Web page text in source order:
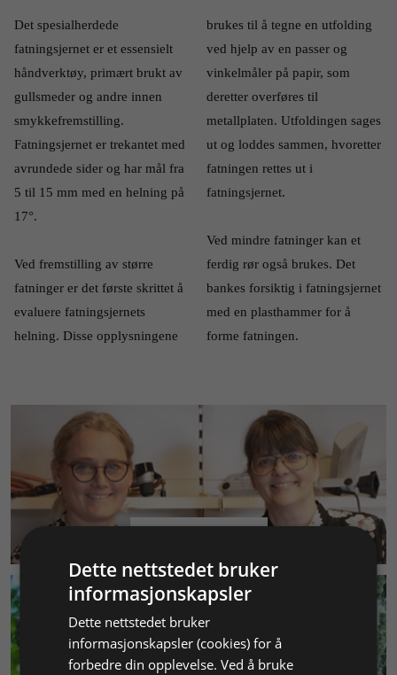
Det spesialherdede
fatningsjernet er et essensielt
håndverktøy, primært brukt av
gullsmeder og andre innen
smykkefremstilling.
Fatningsjernet er trekantet med
avrundede sider og har mål fra
5 til 15 mm med en helning på
17°.
Ved fremstilling av større
fatninger er det første skrittet å
evaluere fatningsjernets
helning. Disse opplysningene
brukes til å tegne en utfolding
ved hjelp av en passer og
vinkelmåler på papir, som
deretter overføres til
metallplaten. Utfoldingen sages
ut og loddes sammen, hvoretter
fatningen rettes ut i
fatningsjernet.
Ved mindre fatninger kan et
ferdig rør også brukes. Det
bankes forsiktig i fatningsjernet
med en plasthammer for å
forme fatningen.
Dette nettstedet bruker
informasjonskapsler
Dette nettstedet bruker
informasjonskapsler (cookies) for å
forbedre din opplevelse. Ved å bruke